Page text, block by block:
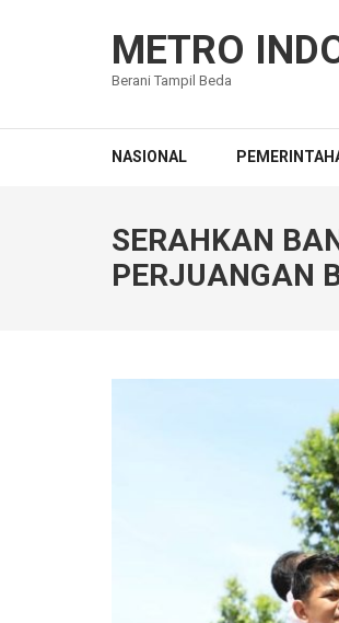
METRO
Berani Tampil Beda
NASIONAL
SERAHKAN
PERJUANGAN